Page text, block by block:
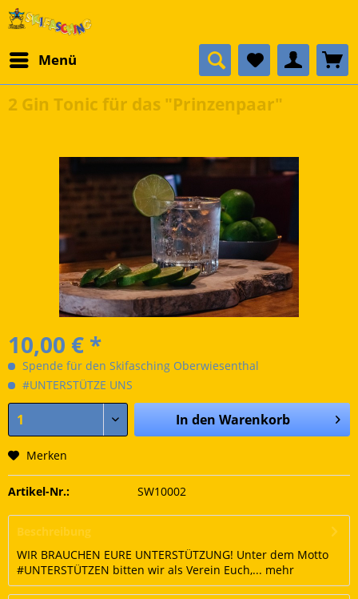
Menü
2 Gin Tonic für das "Prinzenpaar"
10,00 € *
Spende für den Skifasching Oberwiesenthal
#UNTERSTÜTZE UNS
In den Warenkorb
Merken
Artikel-Nr.: SW10002
Beschreibung
WIR BRAUCHEN EURE UNTERSTÜTZUNG! Unter dem Motto
#UNTERSTÜTZEN bitten wir als Verein Euch,... mehr